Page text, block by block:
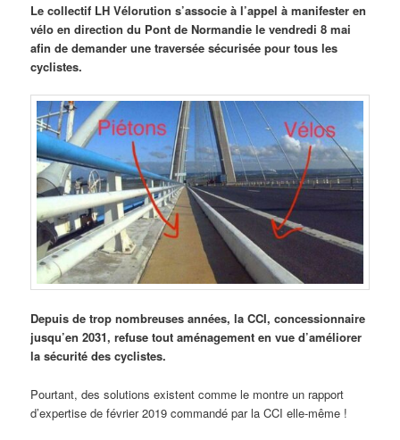
Le collectif LH Vélorution s’associe à l’appel à manifester en
vélo en direction du Pont de Normandie le vendredi 8 mai
afin de demander une traversée sécurisée pour tous les
cyclistes.
Depuis de trop nombreuses années, la CCI, concessionnaire
jusqu’en 2031, refuse tout aménagement en vue d’améliorer
la sécurité des cyclistes.
Pourtant, des solutions existent comme le montre un rapport
d’expertise de février 2019 commandé par la CCI elle-même !